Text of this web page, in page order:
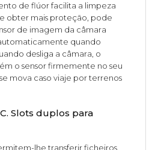
de flúor facilita a limpeza
obter mais proteção, pode
de imagem da câmara
quando
desliga a câmara, o
o sensor firmemente no seu
mova caso viaje por terrenos
Slots duplos para
lhe transferir ficheiros